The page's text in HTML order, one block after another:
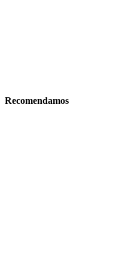
Recomendamos